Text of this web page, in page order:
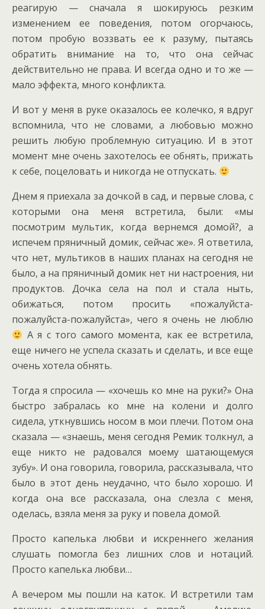
реагирую — сначала я шокируюсь резким
изменением ее поведения, потом огорчаюсь,
потом пробую воззвать ее к разуму, пытаясь
обратить внимание на то, что она сейчас
действительно не права. И всегда одно и то же —
мало эффекта, много конфликта.
И вот у меня в руке оказалось ее колечко, я вдруг
вспомнила, что не словами, а любовью можно
решить любую проблемную ситуацию. И в этот
момент мне очень захотелось ее обнять, прижать
к себе, поцеловать и никогда не отпускать.
Днем я приехала за дочкой в сад, и первые слова, с
которыми она меня встретила, были: «мы
посмотрим мультик, когда вернемся домой?, а
испечем пряничный домик, сейчас же». Я ответила,
что нет, мультиков в наших планах на сегодня не
было, а на пряничный домик нет ни настроения, ни
продуктов. Дочка села на пол и стала ныть,
обижаться, потом просить «пожалуйста-
пожалуйста-пожалуйста», чего я очень не люблю
А я с того самого момента, как ее встретила,
еще ничего не успела сказать и сделать, и все еще
очень хотела обнять.
Тогда я спросила — «хочешь ко мне на руки?» Она
быстро забралась ко мне на колени и долго
сидела, уткнувшись носом в мои плечи. Потом она
сказала — «знаешь, меня сегодня Ремик толкнул, а
еще никто не радовался моему шатающемуся
зубу». И она говорила, говорила, рассказывала, что
было в этот день неудачно, что было хорошо. И
когда она все рассказала, она слезла с меня,
оделась, взяла меня за руку и повела домой.
Просто капелька любви и искреннего желания
слушать помогла без лишних слов и нотаций.
Просто капелька любви…
А вечером мы пошли на каток. И встретили там